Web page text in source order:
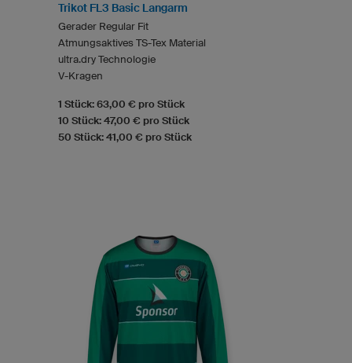
Trikot FL3 Basic Langarm
Gerader Regular Fit
Atmungsaktives TS-Tex Material
ultra.dry Technologie
V-Kragen
1 Stück: 63,00 € pro Stück
10 Stück: 47,00 € pro Stück
50 Stück: 41,00 € pro Stück